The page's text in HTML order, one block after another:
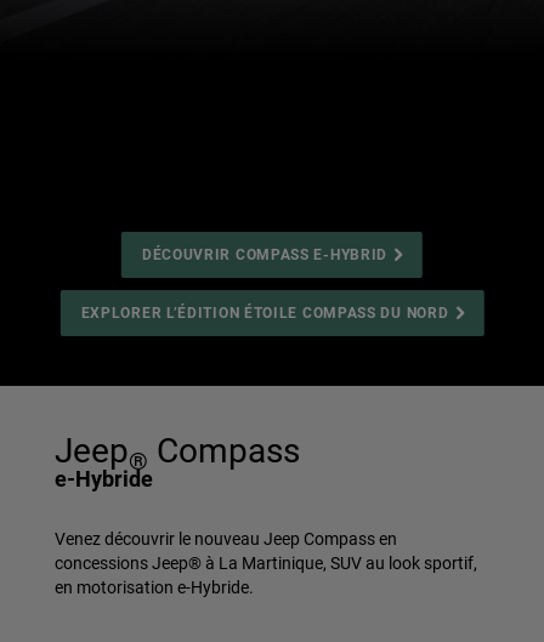
DÉCOUVRIR COMPASS E-HYBRID
EXPLORER L’ÉDITION ÉTOILE COMPASS DU NORD
Jeep® Compass
e-Hybride
Venez découvrir le nouveau Jeep Compass en
concessions Jeep® à La Martinique, SUV au look sportif,
en motorisation e-Hybride.